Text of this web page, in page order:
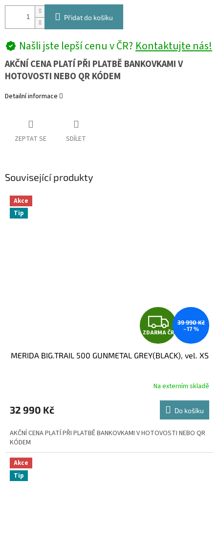
Přidat do košíku
Našli jste lepší cenu v ČR?Kontaktujte nás!
AKČNÍ CENA PLATÍ PŘI PLATBĚ BANKOVKAMI V
HOTOVOSTI NEBO QR KÓDEM
Detailní informace
ZEPTAT SE SDÍLET
Související produkty
Akce
Tip
Z
D
A
R
M
A
ZDARMA ČR
39 990 Kč
–17 %
MERIDA BIG.TRAIL 500 GUNMETAL GREY(BLACK), vel. XS
Na externím skladě
32 990 Kč Do košíku
AKČNÍ CENA PLATÍ PŘI PLATBĚ BANKOVKAMI V HOTOVOSTI NEBO QR
KÓDEM
Akce
Tip